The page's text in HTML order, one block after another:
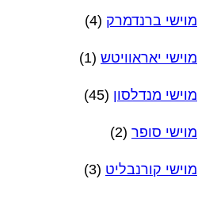
מוישי ברנדמרק (4)
מוישי יאראוויטש (1)
מוישי מנדלסון (45)
מוישי סופר (2)
מוישי קורנבליט (3)